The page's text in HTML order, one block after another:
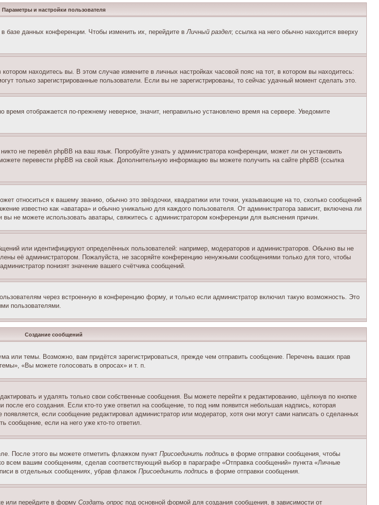
Параметры и настройки пользователя
базе данных конференции. Чтобы изменить их, перейдите вЛичный раздел; ссылка на него обычно находится вверху
находитесь вы. В этом случае измените в личных настройках часовой пояс на тот, в котором вы находитесь:
только зарегистрированные пользователи. Если вы не зарегистрированы, то сейчас удачный момент сделать это.
отображается по-прежнему неверное, значит, неправильно установлено время на сервере. Уведомите
не перевёл phpBB на ваш язык. Попробуйте узнать у администратора конференции, может ли он установить
перевести phpBB на свой язык. Дополнительную информацию вы можете получить на сайте phpBB (ссылка
относиться к вашему званию, обычно это звёздочки, квадратики или точки, указывающие на то, сколько сообщений
известно как «аватара» и обычно уникально для каждого пользователя. От администратора зависит, включена ли
не можете использовать аватары, свяжитесь с администратором конференции для выяснения причин.
или идентифицируют определённых пользователей: например, модераторов и администраторов. Обычно вы не
её администратором. Пожалуйста, не засоряйте конференцию ненужными сообщениями только для того, чтобы
понизят значение вашего счётчика сообщений.
через встроенную в конференцию форму, и только если администратор включил такую возможность. Это
пользователями.
Создание сообщений
или темы. Возможно, вам придётся зарегистрироваться, прежде чем отправить сообщение. Перечень ваших прав
«Вы можете голосовать в опросах» и т. п.
и удалять только свои собственные сообщения. Вы можете перейти к редактированию, щёлкнув по кнопке
после его создания. Если кто-то уже ответил на сообщение, то под ним появится небольшая надпись, которая
если сообщение редактировал администратор или модератор, хотя они могут сами написать о сделанных
сообщение, если на него уже кто-то ответил.
После этого вы можете отметить флажком пункт Присоединить подпись в форме отправки сообщения, чтобы
всем вашим сообщениям, сделав соответствующий выбор в параграфе «Отправка сообщений» пункта «Личные
в отдельных сообщениях, убрав флажок Присоединить подпись в форме отправки сообщения.
или перейдите в форму Создать опрос под основной формой для создания сообщения, в зависимости от